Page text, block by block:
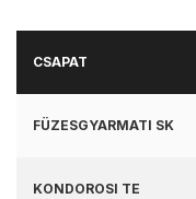
CSAPAT
FÜZESGYARMATI SK
KONDOROSI TE